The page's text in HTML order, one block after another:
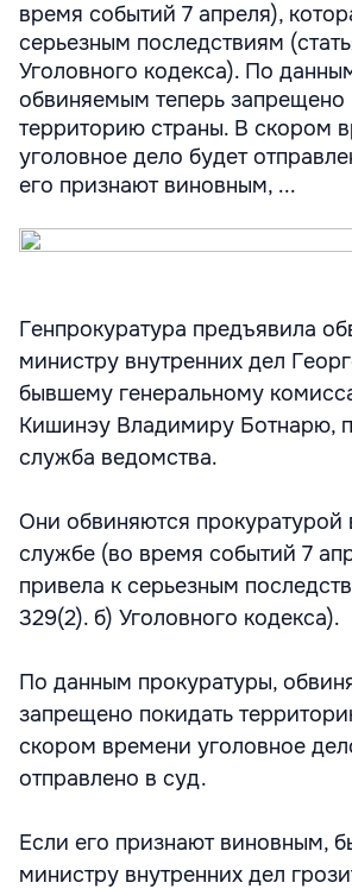
время событий 7 апреля),
серьезным последствиям
Уголовного кодекса). По
обвиняемым теперь запрещено
территорию страны. В скором
уголовное дело будет
его признают виновным, ...
Генпрокуратура предъявила
министру внутренних дел
бывшему генеральному
Кишинэу Владимиру Ботнарю,
служба ведомства.
Они обвиняются прокуратурой
службе (во время событий 7
привела к серьезным
329(2). б) Уголовного кодекса).
По данным прокуратуры,
запрещено покидать
скором времени уголовное
отправлено в суд.
Если его признают виновным,
министру внутренних дел